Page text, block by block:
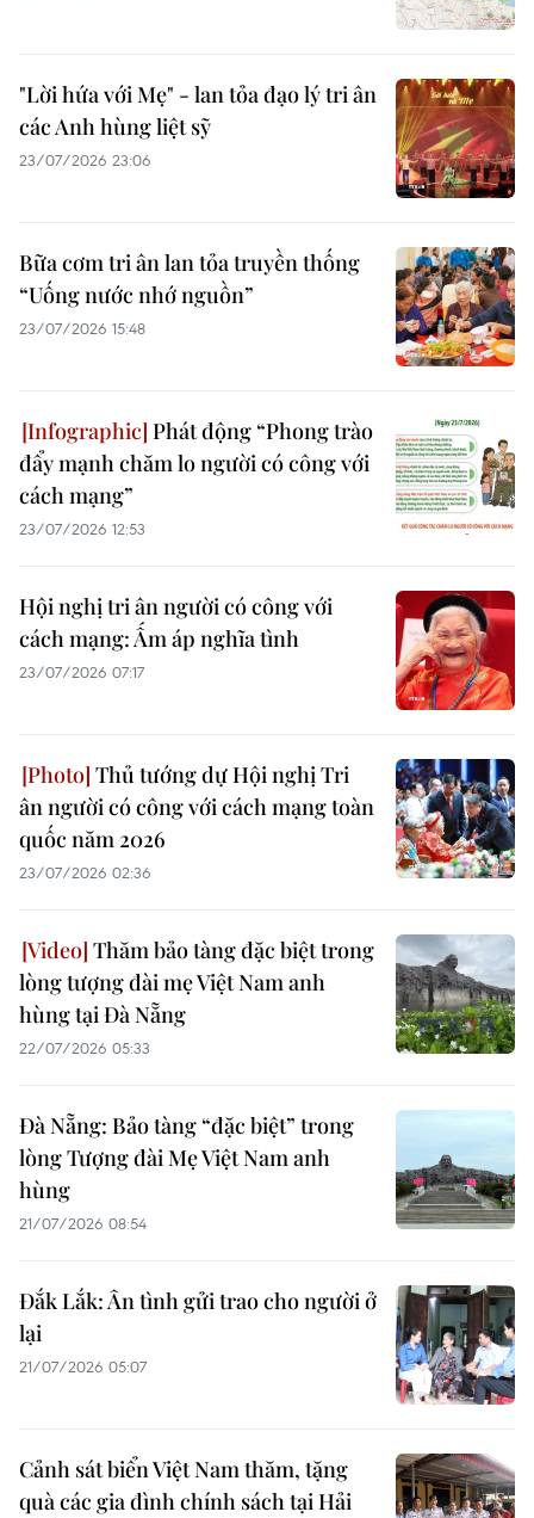
"Lời hứa với Mẹ" - lan tỏa đạo lý tri ân
các Anh hùng liệt sỹ
23/07/2026 23:06
Bữa cơm tri ân lan tỏa truyền thống
“Uống nước nhớ nguồn”
23/07/2026 15:48
Phát động “Phong trào
đẩy mạnh chăm lo người có công với
cách mạng”
23/07/2026 12:53
Hội nghị tri ân người có công với
cách mạng: Ấm áp nghĩa tình
23/07/2026 07:17
Thủ tướng dự Hội nghị Tri
ân người có công với cách mạng toàn
quốc năm 2026
23/07/2026 02:36
Thăm bảo tàng đặc biệt trong
lòng tượng đài mẹ Việt Nam anh
hùng tại Đà Nẵng
22/07/2026 05:33
Đà Nẵng: Bảo tàng “đặc biệt” trong
lòng Tượng đài Mẹ Việt Nam anh
hùng
21/07/2026 08:54
Đắk Lắk: Ân tình gửi trao cho người ở
lại
21/07/2026 05:07
Cảnh sát biển Việt Nam thăm, tặng
quà các gia đình chính sách tại Hải